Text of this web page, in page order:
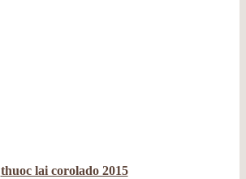
thuoc lai corolado 2015